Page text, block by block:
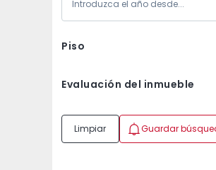
Piso
Evaluación del inmueble
Limpiar Guardar